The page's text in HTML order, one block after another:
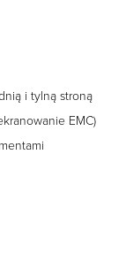
i tylną stroną
EMC)